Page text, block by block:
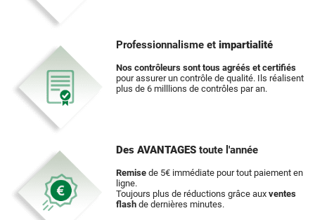
Professionnalisme et impartialité
Nos contrôleurs sont tous agréés et certifiés
pour assurer un contrôle de qualité. Ils réalisent
plus de 6 milllions de contrôles par an.
Des AVANTAGES toute l'année
Remise de 5€ immédiate pour tout paiement en
ligne.
Toujours plus de réductions grâce aux ventes
flash de dernières minutes.